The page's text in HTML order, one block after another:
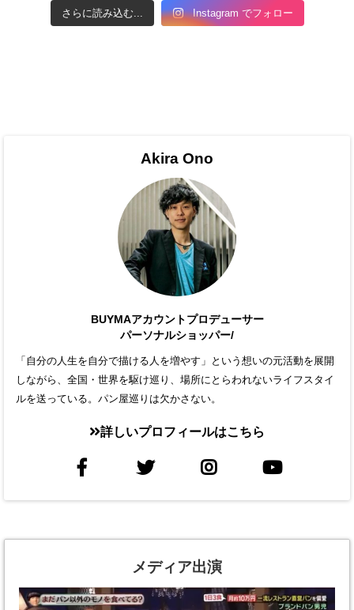
さらに読み込む... Instagram でフォロー
Akira Ono
BUYMAアカウントプロデューサー
パーソナルショッパー/
「自分の人生を自分で描ける人を増やす」という想いの元活動を展開
しながら、全国・世界を駆け巡り、場所にとらわれないライフスタイ
ルを送っている。パン屋巡りは欠かさない。
詳しいプロフィールはこちら
メディア出演